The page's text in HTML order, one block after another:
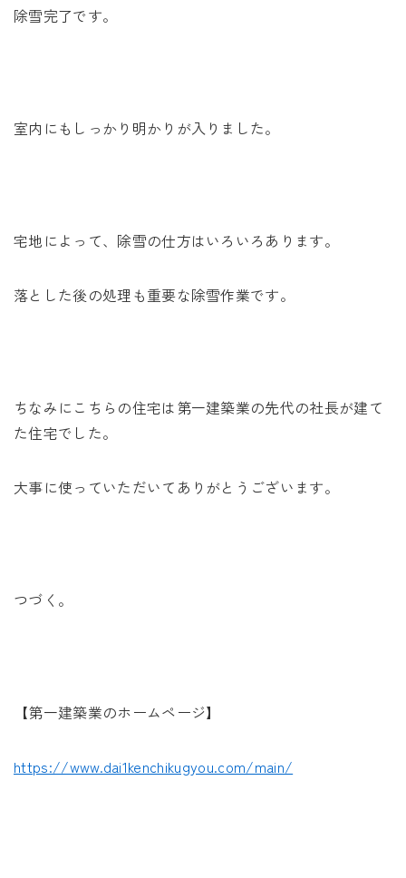
除雪完了です。
室内にもしっかり明かりが入りました。
宅地によって、除雪の仕方はいろいろあります。
落とした後の処理も重要な除雪作業です。
ちなみにこちらの住宅は第一建築業の先代の社長が建て
た住宅でした。
大事に使っていただいてありがとうございます。
つづく。
【第一建築業のホームページ】
https://www.dai1kenchikugyou.com/main/